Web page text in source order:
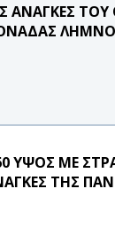
ΑΝΑΓΚΕΣ
ΥΨΟΣ ΜΕ
ΤΗΣ